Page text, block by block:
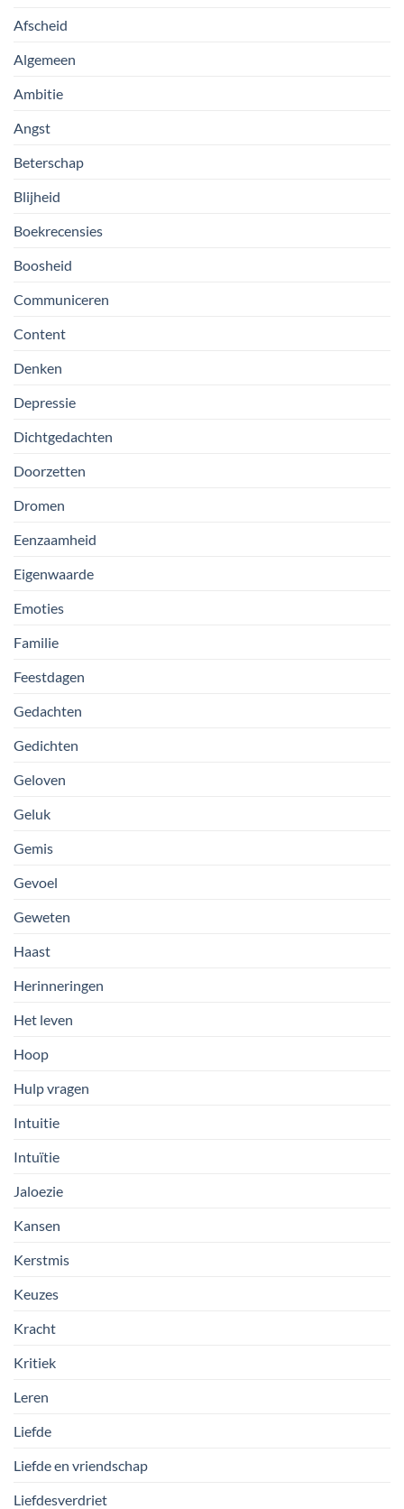
Afscheid
Algemeen
Ambitie
Angst
Beterschap
Blijheid
Boekrecensies
Boosheid
Communiceren
Content
Denken
Depressie
Dichtgedachten
Doorzetten
Dromen
Eenzaamheid
Eigenwaarde
Emoties
Familie
Feestdagen
Gedachten
Gedichten
Geloven
Geluk
Gemis
Gevoel
Geweten
Haast
Herinneringen
Het leven
Hoop
Hulp vragen
Intuitie
Intuïtie
Jaloezie
Kansen
Kerstmis
Keuzes
Kracht
Kritiek
Leren
Liefde
Liefde en vriendschap
Liefdesverdriet